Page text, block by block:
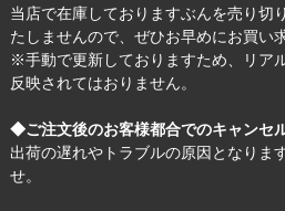
当店で在庫しておりますぶんを売り切
たしませんので、ぜひお早めにお買い
※手動で更新しておりますため、リア
反映されてはおりません。
◆ご注文後のお客様都合でのキャンセ
出荷の遅れやトラブルの原因となりま
せ。